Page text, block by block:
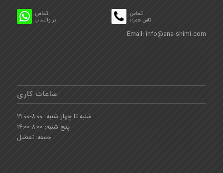
تماس
در واتساپ
تماس
تلفن همراه
Email: info@ana-shimi.com
ساعات کاری
شنبه تا چهار شنبه: ۸:۰۰-۱۹:۰۰
پنج شنبه: ۸:۰۰-۱۴:۰۰
جمعه: تعطیل